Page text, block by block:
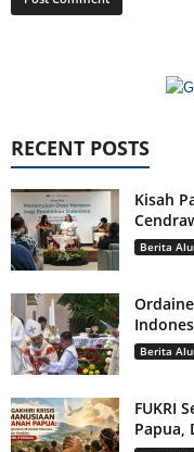
RECENT POSTS
Kisah
Berita
Berita
FUKRI
Papua,